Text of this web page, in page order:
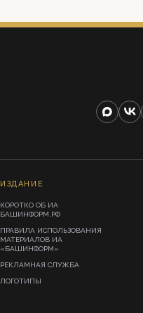
ИЗДАНИЕ
КОРОТКО ОБ ИА
БАШИНФОРМ.РФ
ПРАВИЛА ИСПОЛЬЗОВАНИЯ
МАТЕРИАЛОВ ИА
«БАШИНФОРМ»
РЕКЛАМНАЯ СЛУЖБА
ЛОГОТИПЫ